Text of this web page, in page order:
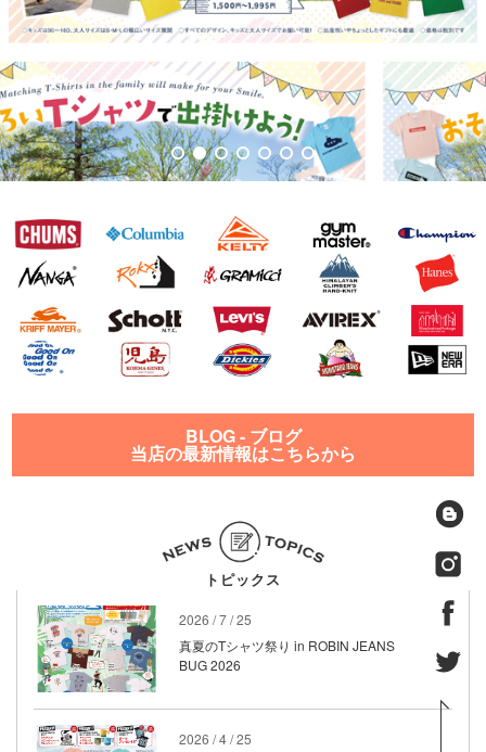
BLOG - ブログ
当店の最新情報はこちらから
トピックス
2026 / 7 / 25
真夏のTシャツ祭り in ROBIN JEANS
BUG 2026
2026 / 4 / 25